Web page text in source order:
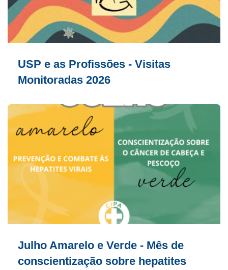
USP e as Profissões - Visitas
Monitoradas 2026
Julho Amarelo e Verde - Mês de
conscientização sobre hepatites